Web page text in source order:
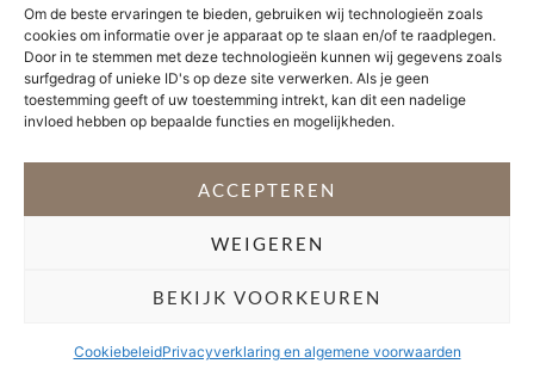
Om de beste ervaringen te bieden, gebruiken wij technologieën zoals
cookies om informatie over je apparaat op te slaan en/of te raadplegen.
Door in te stemmen met deze technologieën kunnen wij gegevens zoals
surfgedrag of unieke ID's op deze site verwerken. Als je geen
toestemming geeft of uw toestemming intrekt, kan dit een nadelige
invloed hebben op bepaalde functies en mogelijkheden.
ACCEPTEREN
WEIGEREN
BEKIJK VOORKEUREN
CookiebeleidPrivacyverklaring en algemene voorwaarden